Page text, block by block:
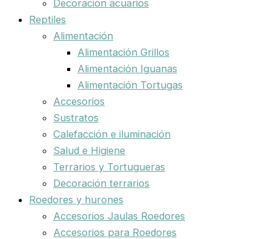
Decoración acuarios
Reptiles
Alimentación
Alimentación Grillos
Alimentación Iguanas
Alimentación Tortugas
Accesorios
Sustratos
Calefacción e iluminación
Salud e Higiene
Terrarios y Tortugueras
Decoración terrarios
Roedores y hurones
Accesorios Jaulas Roedores
Accesorios para Roedores